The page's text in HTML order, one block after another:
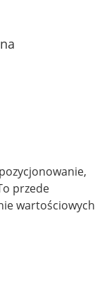
przede
wartościowych